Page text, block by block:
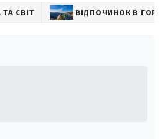
СВІТ ВІДПОЧИНОК В ГОРАХ